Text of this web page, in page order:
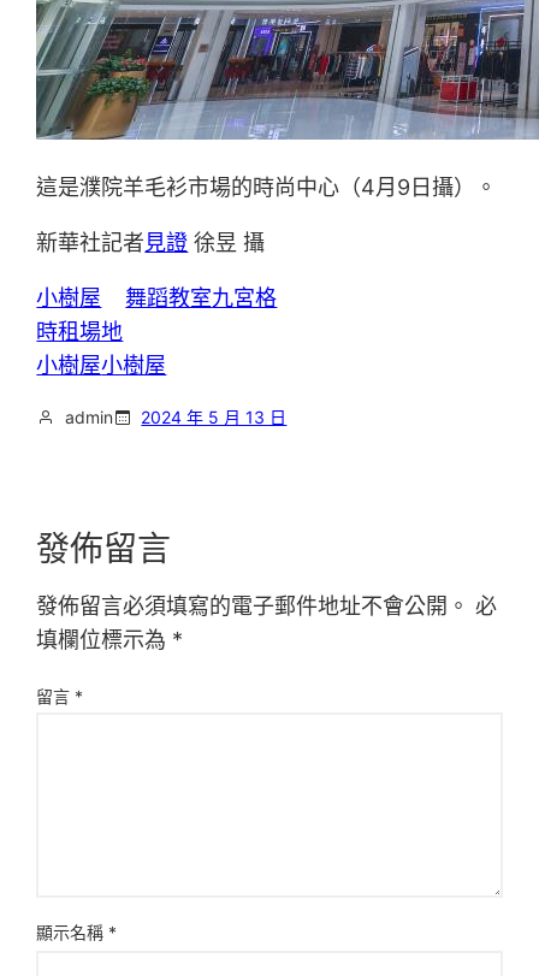
這是濮院羊毛衫市場的時尚中心（4月9日攝）。
新華社記者見證 徐昱 攝
小樹屋 舞蹈教室九宮格
時租場地
小樹屋小樹屋
admin 2024 年 5 月 13 日
發佈留言
發佈留言必須填寫的電子郵件地址不會公開。 必
填欄位標示為 *
留言 *
顯示名稱 *